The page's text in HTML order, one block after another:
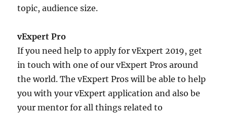
topic, audience size.
vExpert Pro
If you need help to apply for vExpert 2019, get
in touch with one of our vExpert Pros around
the world. The vExpert Pros will be able to help
you with your vExpert application and also be
your mentor for all things related to